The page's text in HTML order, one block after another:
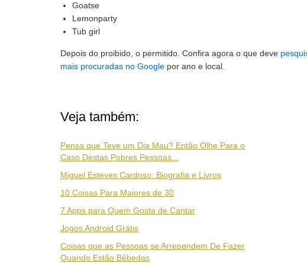
Goatse
Lemonparty
Tub girl
Depois do proibido, o permitido. Confira agora o que deve
mais procuradas no Google por ano e local.
Veja também:
Pensa que Teve um Dia Mau? Então Olhe Para o
Caso Destas Pobres Pessoas...
Miguel Esteves Cardoso: Biografia e Livros
10 Coisas Para Maiores de 30
7 Apps para Quem Gosta de Cantar
Jogos Android Grátis
Coisas que as Pessoas se Arrependem De Fazer
Quando Estão Bêbedas